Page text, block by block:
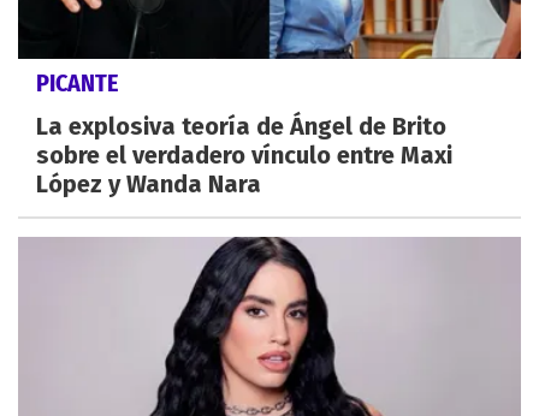
PICANTE
La explosiva teoría de Ángel de Brito
sobre el verdadero vínculo entre Maxi
López y Wanda Nara